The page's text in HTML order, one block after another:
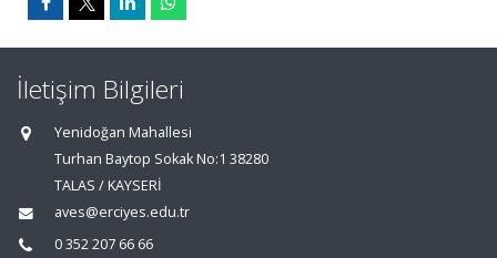
İletişim Bilgileri
Yenidoğan Mahallesi
Turhan Baytop Sokak No:1 38280
TALAS / KAYSERİ
aves@erciyes.edu.tr
0 352 207 66 66